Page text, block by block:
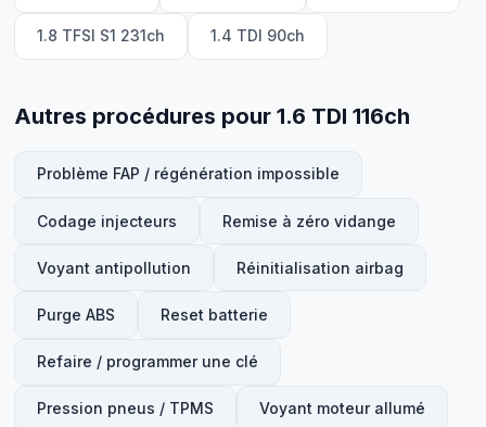
1.8 TFSI S1 231ch 1.4 TDI 90ch
Autres procédures pour 1.6 TDI 116ch
Problème FAP / régénération impossible
Codage injecteurs Remise à zéro vidange
Voyant antipollution Réinitialisation airbag
Purge ABS Reset batterie
Refaire / programmer une clé
Pression pneus / TPMS Voyant moteur allumé